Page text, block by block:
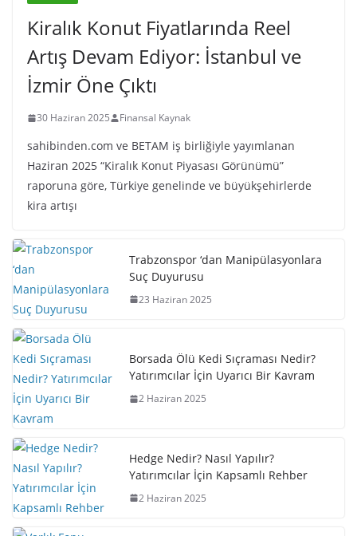
Kiralık Konut Fiyatlarında Reel
Artış Devam Ediyor: İstanbul ve
İzmir Öne Çıktı
30 Haziran 2025 Finansal Kaynak
sahibinden.com ve BETAM iş birliğiyle yayımlanan
Haziran 2025 “Kiralık Konut Piyasası Görünümü”
raporuna göre, Türkiye genelinde ve büyükşehirlerde
kira artışı
Trabzonspor ‘dan Manipülasyonlara
Suç Duyurusu
23 Haziran 2025
Borsada Ölü Kedi Sıçraması Nedir?
Yatırımcılar İçin Uyarıcı Bir Kavram
2 Haziran 2025
Hedge Nedir? Nasıl Yapılır?
Yatırımcılar İçin Kapsamlı Rehber
2 Haziran 2025